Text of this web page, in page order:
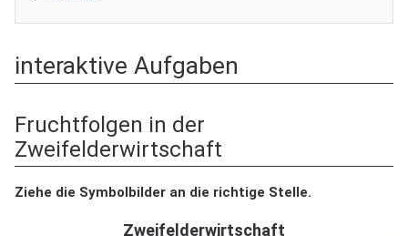
interaktive Aufgaben
Fruchtfolgen in der
Zweifelderwirtschaft
Ziehe die Symbolbilder an die richtige Stelle.
Zweifelderwirtschaft